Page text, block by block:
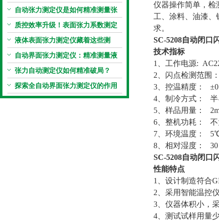
自动张力测定仪是如何精准测量张
力的？
质控效率升级！表面张力系数测定
仪真香警告
液体表面张力测定仪藏着这些测
定“小窍门”
自动界面张力测定仪：精准测量液
体界面张力的关键设备
张力自动测定仪如何精准破局？
探索全自动界面张力测定仪的作用
仪器操作简单，检
工、涂料、油漆
求。
SC-5208自动闭口
技术指标
1、工作电源:
2、闪点检测范围
3、控温精度：
4、制冷方式： 半
5、样品用量：
6、整机功耗： 不
7、环境温度：
8、相对湿度： 30
SC-5208自动闭口
性能特点
1、设计制造符合
2、采用智能温控
3、仪器体积小，
4、测试试样用量